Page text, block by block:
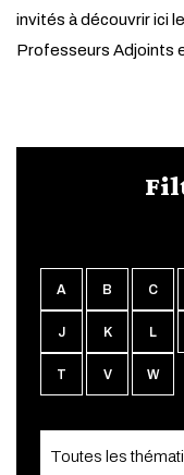
invités à découvrir ici
Professeurs Adjoints
A B C
J K L
T V W